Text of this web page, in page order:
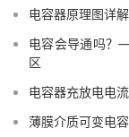
电容器原理图详
电容会导通吗？
区
电容器充放电电
薄膜介质可变电